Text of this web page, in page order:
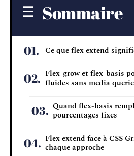
Sommaire
Ce que flex extend
Flex-grow et flex-basis
fluides sans media
Quand flex-basis
pourcentages fixes
Flex extend face à CSS
chaque approche